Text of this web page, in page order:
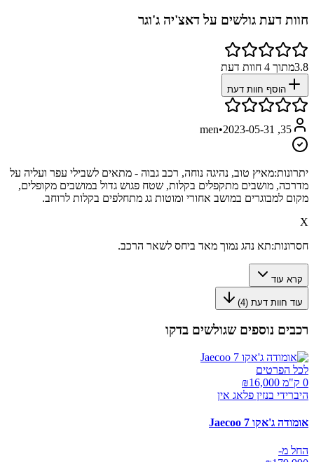
חוות דעת גולשים על דאצ'יה ג'וגר
3.8מתוך 4 חוות דעת
הוסף חוות דעת
35, men
•2023-05-31
יתרונות:מאיץ טוב, נהיגה נוחה, רכב גבוה - מתאים לשבילי עפר ועליה על
מדרכה, מושבים מתקפלים בקלות, שטח פגוש גדול במושבים מקופלים,
מקום למבוגרים במושב אחורי ומוטות גג מתחלפים בקלות לרוחב.
X
חסרונות:תא נהג נמוך מאד ביחס לשאר הרכב.
קרא עוד
עוד חוות דעת (4
)
רכבים נוספים שגולשים בדקו
לכל הפרטים
0 ק"מ ₪
16,000
היברידי בנזין פלאג אין
אומודה ג'אקו Jaecoo 7
החל מ-